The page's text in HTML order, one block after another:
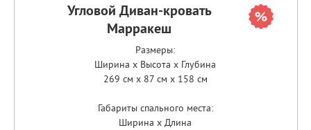
Угловой Диван-кровать
Марракеш
Размеры:
Ширина x Высота x Глубина
269 см x 87 см x 158 см
Габариты спального места:
Ширина x Длина